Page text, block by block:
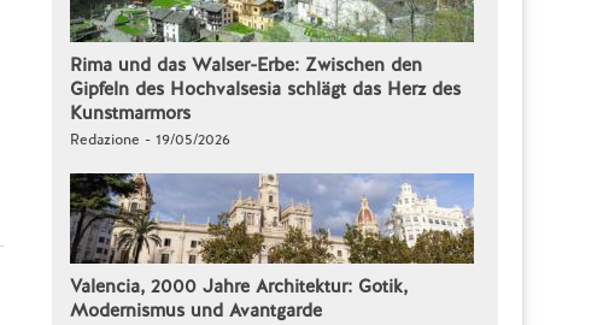
Rima und das Walser-Erbe: Zwischen den
Gipfeln des Hochvalsesia schlägt das Herz des
Kunstmarmors
Redazione - 19/05/2026
Valencia, 2000 Jahre Architektur: Gotik,
Modernismus und Avantgarde